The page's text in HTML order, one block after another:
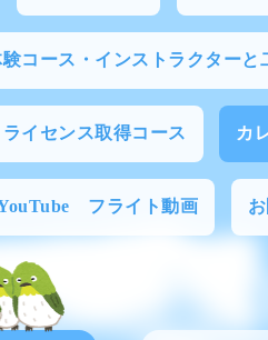
験コース・インストラクター
イセンス取得コース カ
フライト動画